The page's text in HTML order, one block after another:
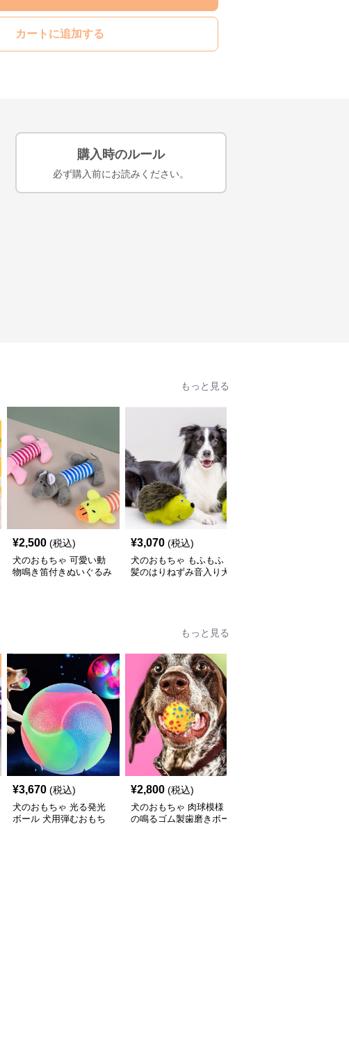
カートに追加する
購入時のルール
必ず購入前にお読みください。
もっと見る
¥2,500 (税込)
犬のおもちゃ 可愛い動
物鳴き笛付きぬいぐるみ
¥3,070 (税込)
犬のおもちゃ もふもふ
髪のはりねずみ音入り犬
もっと見る
¥3,670 (税込)
犬のおもちゃ 光る発光
ボール 犬用弾むおもち
¥2,800 (税込)
犬のおもちゃ 肉球模様
の鳴るゴム製歯磨きボー